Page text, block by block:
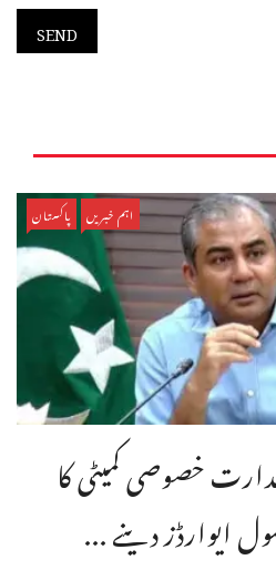
اہم خبریں پاکستان
خصوصی کمیٹی کا